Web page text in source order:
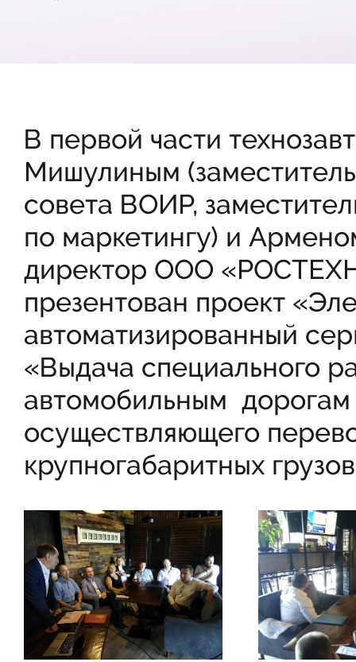
В первой части
Мишулиным
совета ВОИР,
по маркетингу) и
директор ООО
презентован проект
автоматизированный
«Выдача специального
автомобильным дорогам
осуществляющего
крупногабаритных